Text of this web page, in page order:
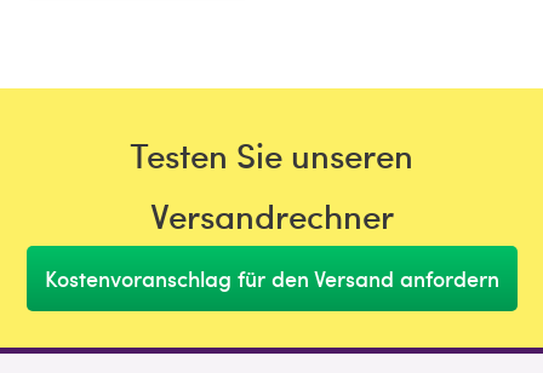
Testen Sie unseren
Versandrechner
Kostenvoranschlag für den Versand anfordern